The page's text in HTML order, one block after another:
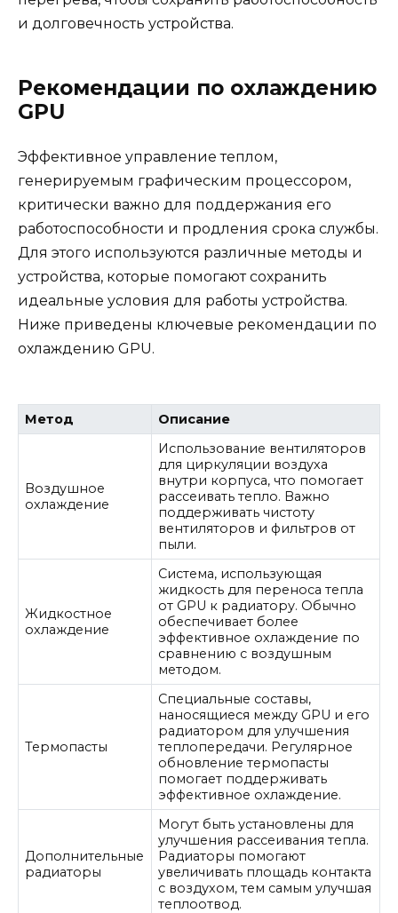
и долговечность устройства.
Рекомендации по охлаждению
GPU
Эффективное управление теплом,
генерируемым графическим процессором,
критически важно для поддержания его
работоспособности и продления срока службы.
Для этого используются различные методы и
устройства, которые помогают сохранить
идеальные условия для работы устройства.
Ниже приведены ключевые рекомендации по
охлаждению GPU.
Метод Описание
Воздушное
охлаждение
Использование вентиляторов
для циркуляции воздуха
внутри корпуса, что помогает
рассеивать тепло. Важно
поддерживать чистоту
вентиляторов и фильтров от
пыли.
Жидкостное
охлаждение
Система, использующая
жидкость для переноса тепла
от GPU к радиатору. Обычно
обеспечивает более
эффективное охлаждение по
сравнению с воздушным
методом.
Термопасты
Специальные составы,
наносящиеся между GPU и его
радиатором для улучшения
теплопередачи. Регулярное
обновление термопасты
помогает поддерживать
эффективное охлаждение.
Дополнительные
радиаторы
Могут быть установлены для
улучшения рассеивания тепла.
Радиаторы помогают
увеличивать площадь контакта
с воздухом, тем самым улучшая
теплоотвод.